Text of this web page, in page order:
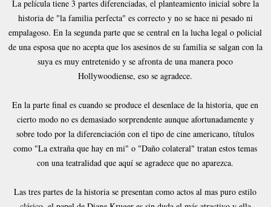
La película tiene 3 partes diferenciadas, el planteamiento inicial sobre la
historia de "la familia perfecta" es correcto y no se hace ni pesado ni
empalagoso. En la segunda parte que se central en la lucha legal o policial
de una esposa que no acepta que los asesinos de su familia se salgan con la
suya es muy entretenido y se afronta de una manera poco
Hollywoodiense, eso se agradece.
En la parte final es cuando se produce el desenlace de la historia, que en
cierto modo no es demasiado sorprendente aunque afortunadamente y
sobre todo por la diferenciación con el tipo de cine americano, títulos
como "La extraña que hay en mi" o "Daño colateral" tratan estos temas
con una teatralidad que aquí se agradece que no aparezca.
Las tres partes de la historia se presentan como actos al mas puro estilo